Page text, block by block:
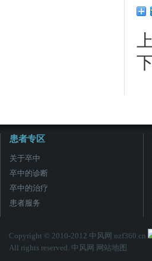
患者专区
关于卒中
卒中的诊断
卒中的治疗
患者服务
Copyright © 2010-2012 中风网 nzf360.cn
All rights reserved. 中风网 网站地图